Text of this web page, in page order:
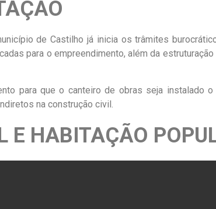
de Castilho já inicia os trâmites
para o empreendimento, além da
para que o canteiro de obras seja instalado
na construção civil.
E HABITAÇÃO